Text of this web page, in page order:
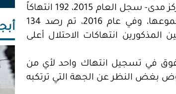
بعض الاستدلال بهذه الأرقام، وبلغة الأرقام- وحسب مركز مدى- سجل العام 2015، 192 انتهاكاً
بأيدي الأجهزة الفلسطينية ، نصيب غزة 40% من مجموعها، وفي عام 2016، تم رصد 134
(في العامين المذكورين انتهاكات الاحتلال أعلى
في تسجيل انتهاك واحد لأي من
بغض النظر عن الجهة التي ترتكبه